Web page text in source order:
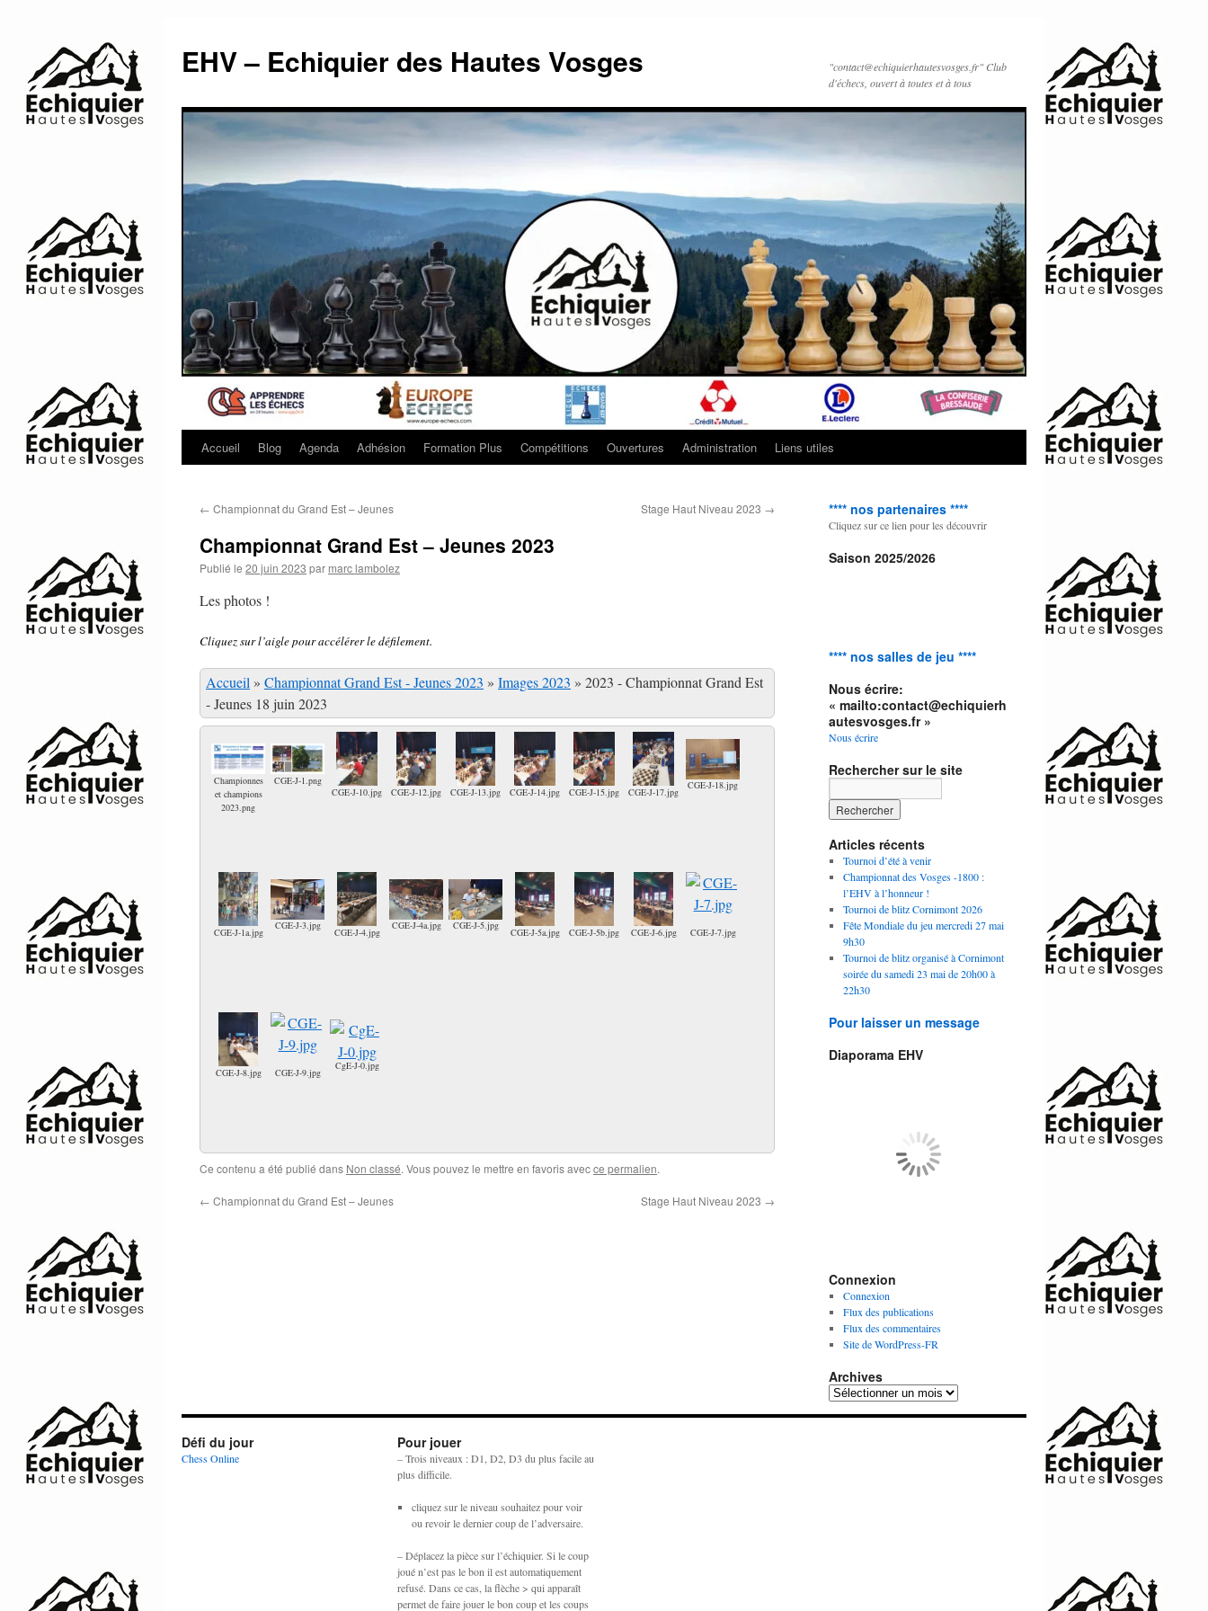
contenu
EHV – Echiquier des Hautes Vosges
"contact@echiquierhautesvosges.fr" Club
d'échecs, ouvert à toutes et à tous
Accueil Blog Agenda Adhésion Formation Plus Compétitions Ouvertures Administration Liens utiles
← Championnat du Grand Est – Jeunes Stage Haut Niveau 2023 →
Championnat Grand Est – Jeunes 2023
Publié le 20 juin 2023 par marc lambolez
Les photos !
Cliquez sur l’aigle pour accélérer le défilement.
Accueil » Championnat Grand Est - Jeunes 2023 » Images 2023 » 2023 - Championnat Grand Est
- Jeunes 18 juin 2023
Championnes
et champions
2023.png
CGE-J-1.png
CGE-J-10.jpg
CGE-J-12.jpg CGE-J-13.jpg CGE-J-14.jpg CGE-J-15.jpg CGE-J-17.jpg
CGE-J-18.jpg
CGE-J-1a.jpg
CGE-J-3.jpg
CGE-J-4.jpg
CGE-J-4a.jpg CGE-J-5.jpg
CGE-J-5a.jpg CGE-J-5b.jpg CGE-J-6.jpg CGE-J-7.jpg
CGE-J-8.jpg CGE-J-9.jpg
CgE-J-0.jpg
Ce contenu a été publié dans Non classé. Vous pouvez le mettre en favoris avecce permalien.
← Championnat du Grand Est – Jeunes Stage Haut Niveau 2023 →
**** nos partenaires ****
Cliquez sur ce lien pour les découvrir
Saison 2025/2026
**** nos salles de jeu ****
Nous écrire:
« mailto:contact@echiquierh
autesvosges.fr »
Nous écrire
Rechercher sur le site
Articles récents
Tournoi d’été à venir
Championnat des Vosges -1800 :
l’EHV à l’honneur !
Tournoi de blitz Cornimont 2026
Fête Mondiale du jeu mercredi 27 mai
9h30
Tournoi de blitz organisé à Cornimont
soirée du samedi 23 mai de 20h00 à
22h30
Pour laisser un message
Diaporama EHV
Connexion
Connexion
Flux des publications
Flux des commentaires
Site de WordPress-FR
Archives
Archives
Défi du jour
Chess Online
Pour jouer
– Trois niveaux : D1, D2, D3 du plus facile au
plus difficile.
cliquez sur le niveau souhaitez pour voir
ou revoir le dernier coup de l’adversaire.
– Déplacez la pièce sur l’échiquier. Si le coup
joué n’est pas le bon il est automatiquement
refusé. Dans ce cas, la flèche > qui apparaît
permet de faire jouer le bon coup et les coups